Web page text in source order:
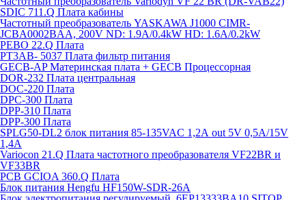
SDIC 711.Q Плата кабины
Частотный преобразователь YASKAWA J1000 CIMR-
JCBA0002BAA, 200V ND: 1.9A/0.4kW HD: 1.6A/0.2kW
PEBO 22.Q Плата
РТ3АВ- 5037 Плата фильтр питания
GECB-AP Материнская плата + GECB Процессорная
DOR-232 Плата центральная
DOC-220 Плата
DPC-300 Плата
DPP-310 Плата
DPP-300 Плата
SPLG50-DL2 блок питания 85-135VAC 1,2А out 5V 0,5А/15V
1,4А
Variocon 21.Q Плата частотного преобразователя VF22BR и
VF33BR
PCB GCIOA 360.Q Плата
Блок питания Hengfu HF150W-SDR-26A